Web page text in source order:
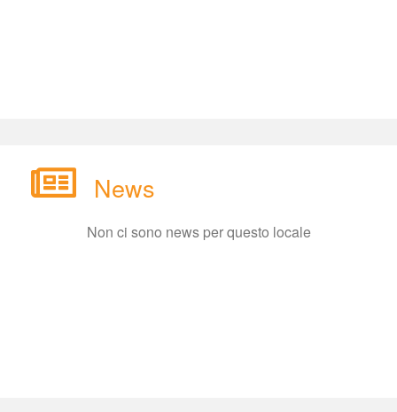
New
Non ci sono news per questo locale